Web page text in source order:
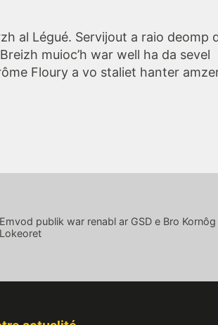
al Légué. Servijout a raio deomp
muioc’h war well ha da sevel
Floury a vo staliet hanter
Emvod publik war renabl ar GSD e Bro
Lokeoret